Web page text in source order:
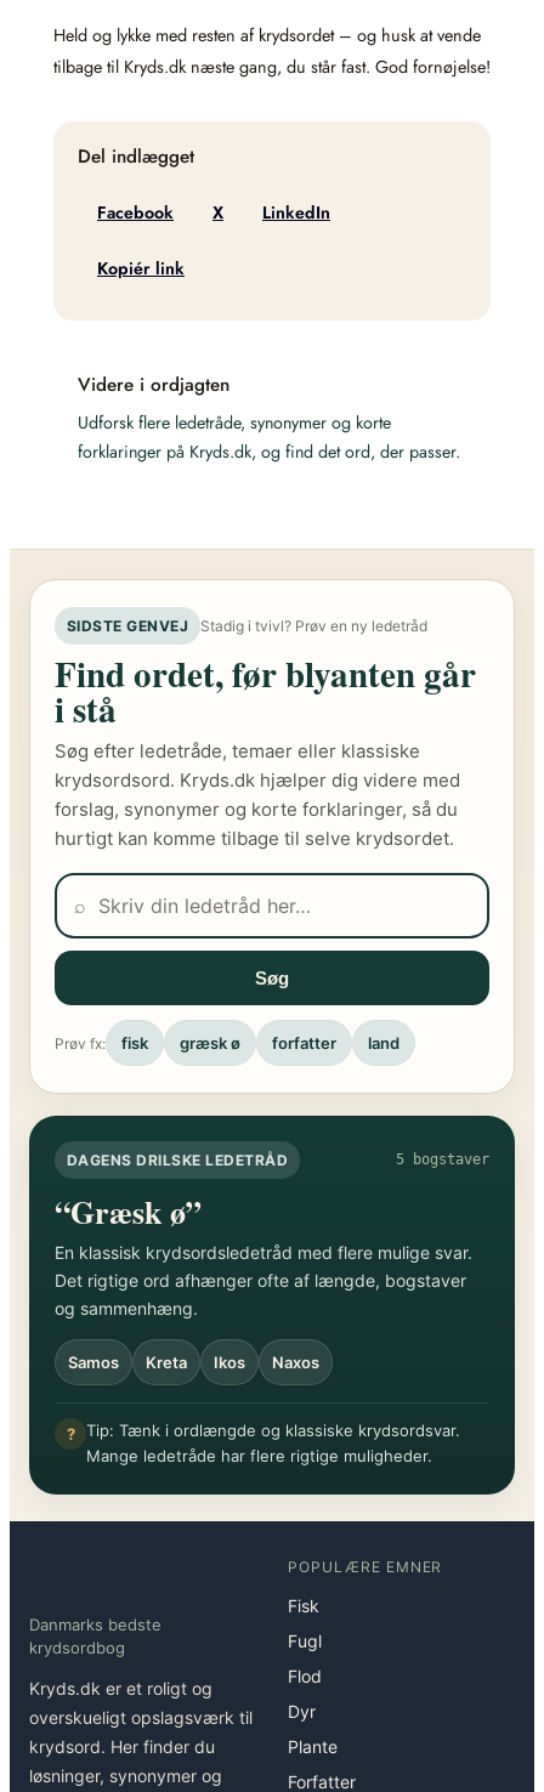
Held og lykke med resten af krydsordet – og husk at vende
tilbage til Kryds.dk næste gang, du står fast. God fornøjelse!
Del indlægget
Facebook X LinkedIn
Kopiér link
Videre i ordjagten
Udforsk flere ledetråde, synonymer og korte
forklaringer på Kryds.dk, og find det ord, der passer.
SIDSTE GENVEJ Stadig i tvivl? Prøv en ny ledetråd
Find ordet, før blyanten går
i stå
Søg efter ledetråde, temaer eller klassiske
krydsordsord. Kryds.dk hjælper dig videre med
forslag, synonymer og korte forklaringer, så du
hurtigt kan komme tilbage til selve krydsordet.
⌕
Søg
Prøv fx: fisk græsk ø forfatter land
DAGENS DRILSKE LEDETRÅD 5 bogstaver
“Græsk ø”
En klassisk krydsordsledetråd med flere mulige svar.
Det rigtige ord afhænger ofte af længde, bogstaver
og sammenhæng.
Samos Kreta Ikos Naxos
? Tip: Tænk i ordlængde og klassiske krydsordsvar.
Mange ledetråde har flere rigtige muligheder.
Danmarks bedste
krydsordbog
Kryds.dk er et roligt og
overskueligt opslagsværk til
krydsord. Her finder du
løsninger, synonymer og
POPULÆRE EMNER
Fisk
Fugl
Flod
Dyr
Plante
Forfatter